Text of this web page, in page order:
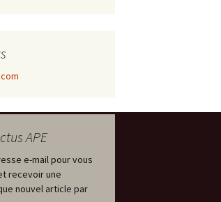
APE
e-mail pour vous
recevoir une
nouvel article par